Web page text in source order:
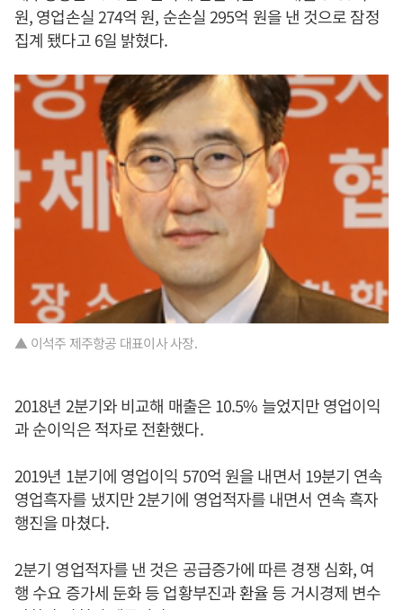
원, 영업손실 274억 원, 순손실 295억 원을 낸 것으로 잠정
집계 됐다고 6일 밝혔다.
▲ 이석주 제주항공 대표이사 사장.
2018년 2분기와 비교해 매출은 10.5% 늘었지만 영업이익
과 순이익은 적자로 전환했다.
2019년 1분기에 영업이익 570억 원을 내면서 19분기 연속
영업흑자를 냈지만 2분기에 영업적자를 내면서 연속 흑자
행진을 마쳤다.
2분기 영업적자를 낸 것은 공급증가에 따른 경쟁 심화, 여
행 수요 증가세 둔화 등 업황부진과 환율 등 거시경제 변수